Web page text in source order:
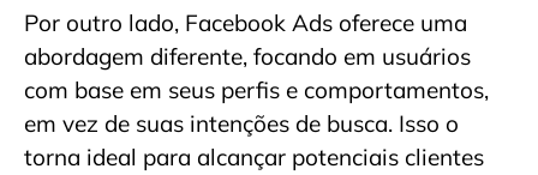
Por outro lado, Facebook Ads oferece uma
abordagem diferente, focando em usuários
com base em seus perfis e comportamentos,
em vez de suas intenções de busca. Isso o
torna ideal para alcançar potenciais clientes